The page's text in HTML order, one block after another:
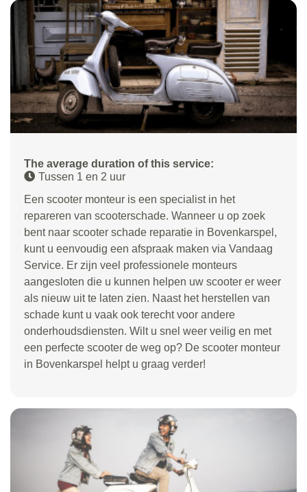
The average duration of this service:
Tussen 1 en 2 uur
Een scooter monteur is een specialist in het
repareren van scooterschade. Wanneer u op zoek
bent naar scooter schade reparatie in Bovenkarspel,
kunt u eenvoudig een afspraak maken via Vandaag
Service. Er zijn veel professionele monteurs
aangesloten die u kunnen helpen uw scooter er weer
als nieuw uit te laten zien. Naast het herstellen van
schade kunt u vaak ook terecht voor andere
onderhoudsdiensten. Wilt u snel weer veilig en met
een perfecte scooter de weg op? De scooter monteur
in Bovenkarspel helpt u graag verder!